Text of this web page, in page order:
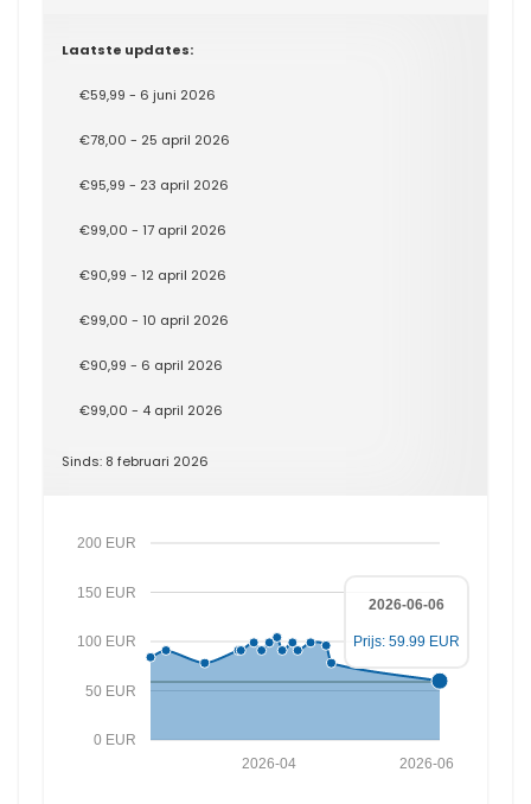
Laatste updates:
€59,99 - 6 juni 2026
€78,00 - 25 april 2026
€95,99 - 23 april 2026
€99,00 - 17 april 2026
€90,99 - 12 april 2026
€99,00 - 10 april 2026
€90,99 - 6 april 2026
€99,00 - 4 april 2026
Sinds: 8 februari 2026
0 EUR
50 EUR
100 EUR
150 EUR
200 EUR
2026-06
2026-04
2026-06-06
Prijs: 59.99 EUR